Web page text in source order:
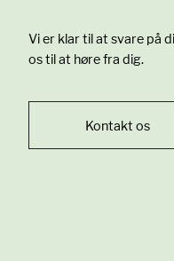
Vi er klar til at svare på
os til at høre fra dig.
Kontakt os